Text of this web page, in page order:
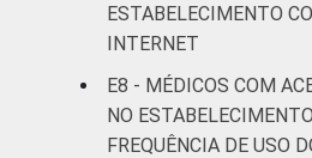
FAIXA ETÁRIA
ESTABELECIMENTO
INTERNET
E8 - MÉDICOS COM
NO
FREQUÊNCIA DE USO